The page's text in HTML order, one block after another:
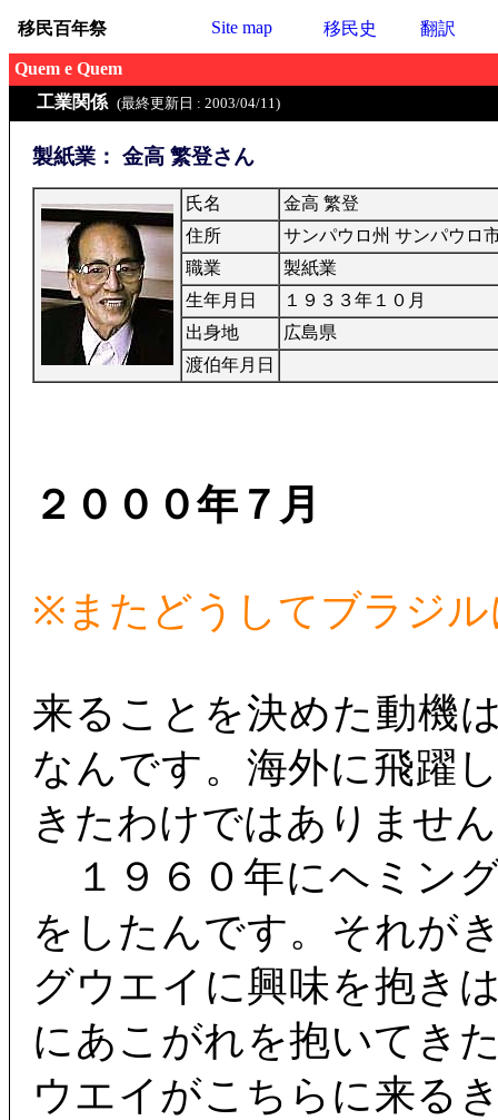
移民百年祭 Site map 移民史 翻訳
Quem e Quem
工業関係 (最終更新日 : 2003/04/11)
製紙業： 金高 繁登さん
氏名
金高 繁登
住所
サンパウロ州 サンパウロ
職業
製紙業
生年月日
１９３３年１０月
出身地
広島県
渡伯年月日
２０００年７月
※またどうしてブラジ
来ることを決めた動機
なんです。海外に飛躍
きたわけではありませ
１９６０年にヘミン
をしたんです。それが
グウエイに興味を抱き
にあこがれを抱いてき
ウエイがこちらに来る